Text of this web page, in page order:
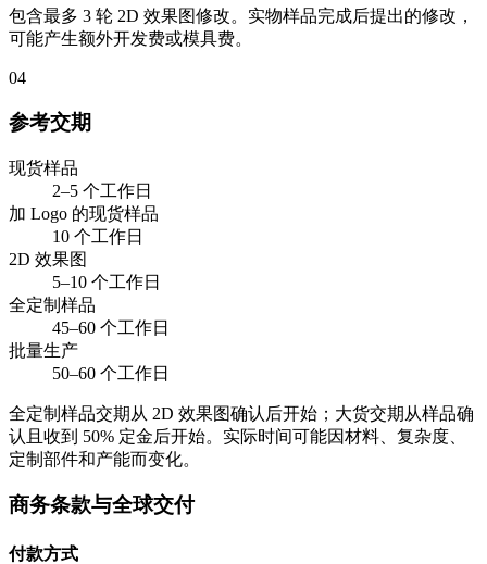
包含最多 3 轮 2D 效果图修改。实物样品完成后提出的修改，
可能产生额外开发费或模具费。
04
参考交期
现货样品
2–5 个工作日
加 Logo 的现货样品
10 个工作日
2D 效果图
5–10 个工作日
全定制样品
45–60 个工作日
批量生产
50–60 个工作日
全定制样品交期从 2D 效果图确认后开始；大货交期从样品确
认且收到 50% 定金后开始。实际时间可能因材料、复杂度、
定制部件和产能而变化。
商务条款与全球交付
付款方式